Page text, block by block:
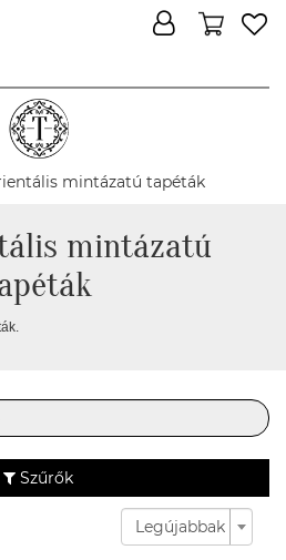
mintázatú tapéták
mintázatú
Szűrők
Legújabbak